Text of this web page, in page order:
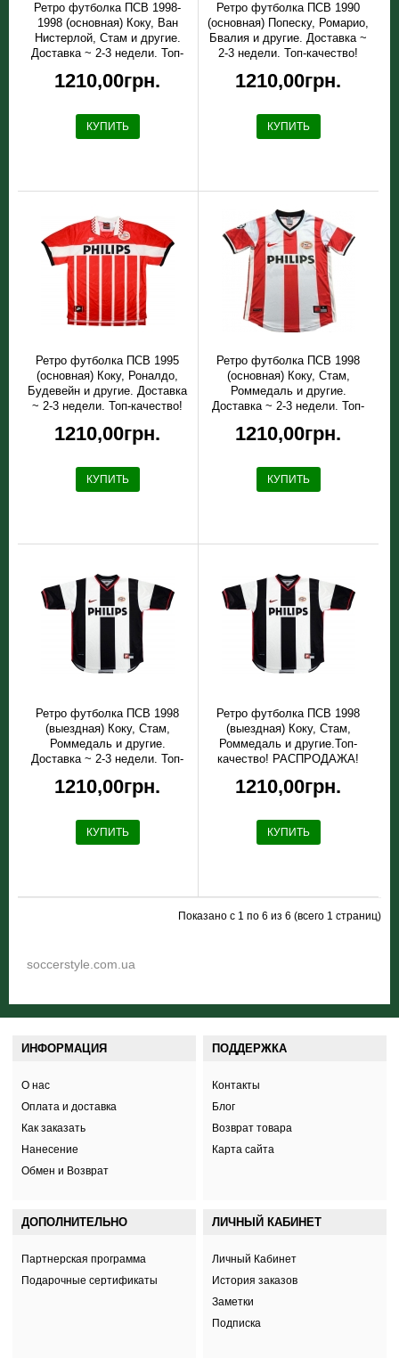
Ретро футболка ПСВ 1998-
1998 (основная) Коку, Ван
Нистерлой, Стам и другие.
Доставка ~ 2-3 недели. Топ-
1210,00грн.
КУПИТЬ
Ретро футболка ПСВ 1990
(основная) Попеску, Ромарио,
Бвалия и другие. Доставка ~
2-3 недели. Топ-качество!
1210,00грн.
КУПИТЬ
Ретро футболка ПСВ 1995
(основная) Коку, Роналдо,
Будевейн и другие. Доставка
~ 2-3 недели. Топ-качество!
1210,00грн.
КУПИТЬ
Ретро футболка ПСВ 1998
(основная) Коку, Стам,
Роммедаль и другие.
Доставка ~ 2-3 недели. Топ-
1210,00грн.
КУПИТЬ
Ретро футболка ПСВ 1998
(выездная) Коку, Стам,
Роммедаль и другие.
Доставка ~ 2-3 недели. Топ-
1210,00грн.
КУПИТЬ
Ретро футболка ПСВ 1998
(выездная) Коку, Стам,
Роммедаль и другие.Топ-
качество! РАСПРОДАЖА!
1210,00грн.
КУПИТЬ
Показано с 1 по 6 из 6 (всего 1 страниц)
soccerstyle.com.ua
ИНФОРМАЦИЯ
О нас
Оплата и доставка
Как заказать
Нанесение
Обмен и Возврат
ПОДДЕРЖКА
Контакты
Блог
Возврат товара
Карта сайта
ДОПОЛНИТЕЛЬНО
Партнерская программа
Подарочные сертификаты
ЛИЧНЫЙ КАБИНЕТ
Личный Кабинет
История заказов
Заметки
Подписка